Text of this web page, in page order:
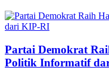
Partai Demokrat
Politik Informatif